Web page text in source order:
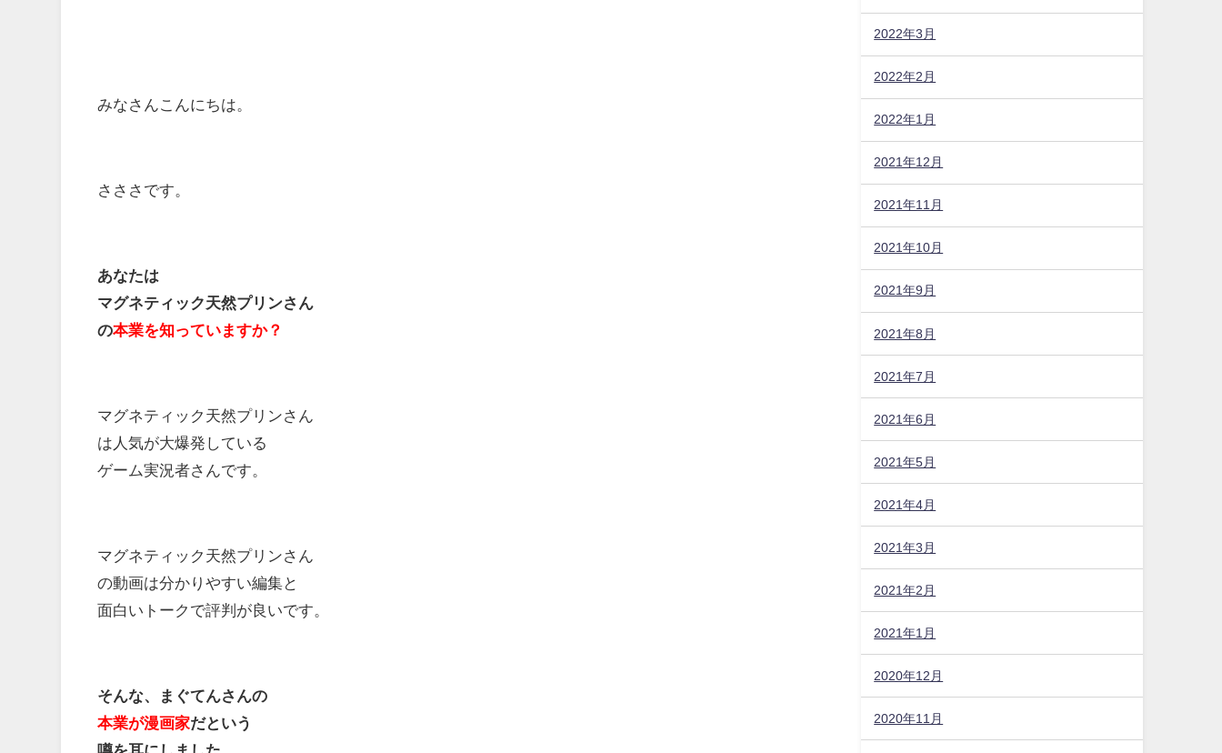
みなさんこんにちは。
さささです。
あなたは
マグネティック天然プリンさん
の本業を知っていますか？
マグネティック天然プリンさん
は人気が大爆発している
ゲーム実況者さんです。
マグネティック天然プリンさん
の動画は分かりやすい編集と
面白いトークで評判が良いです。
そんな、まぐてんさんの
本業が漫画家だという
噂を耳にしました。
2022年3月
2022年2月
2022年1月
2021年12月
2021年11月
2021年10月
2021年9月
2021年8月
2021年7月
2021年6月
2021年5月
2021年4月
2021年3月
2021年2月
2021年1月
2020年12月
2020年11月